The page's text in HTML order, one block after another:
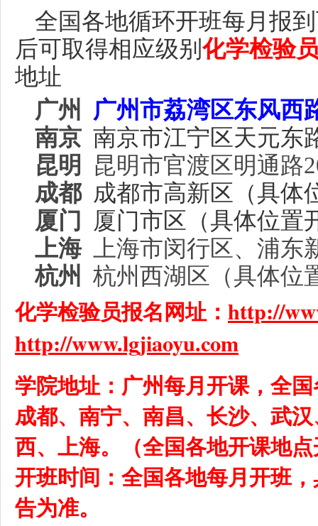
全国各地循环开班每月报
后可取得相应级别 化学检验
地址
广州
广州市荔湾区东风西
南京 南京市江宁区天元东
昆明
昆明市官渡区明通路
成都 成都市高新区（具体
厦门
厦门市区（具体位置
上海
上海市闵行区、浦
杭州
杭州西湖区（具体位
化学检验员报名网址： http://
http://www.lgjiaoyu.com
学院地址：广州每月开课，全
成都、南宁、南昌、长沙、武
西、上海。（全国各地开课地
开班时间：全国各地每月开班
告为准。